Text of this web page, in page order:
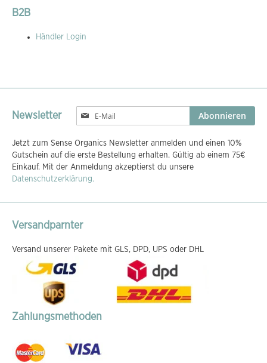
B2B
Händler Login
Newsletter
Melden
Sie
für
unseren
Newsletter
an:
Abonnieren
Jetzt zum Sense Organics Newsletter anmelden und einen 10%
Gutschein auf die erste Bestellung erhalten. Gültig ab einem 75€
Einkauf. Mit der Anmeldung akzeptierst du unsere
Datenschutzerklärung.
Versandparnter
Versand unserer Pakete mit GLS, DPD, UPS oder DHL
Zahlungsmethoden